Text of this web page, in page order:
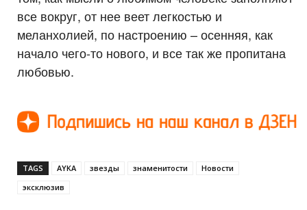
все вокруг, от нее веет легкостью и
меланхолией, по настроению – осенняя, как
начало чего-то нового, и все так же пропитана
любовью.
TAGS AYKA звезды знаменитости
Новости
эксклюзив